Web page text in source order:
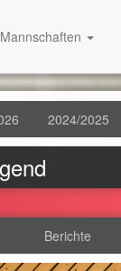
2024/2025
Berichte
Mannschaften